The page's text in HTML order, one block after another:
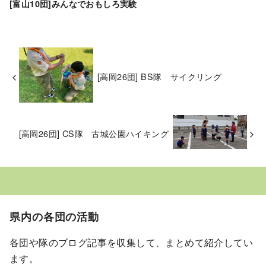
[富山10団]みんなでおもしろ実験
[高岡26団] BS隊 サイクリング
[高岡26団] CS隊 古城公園ハイキング
県内の各団の活動
各団や隊のブログ記事を収集して、まとめて紹介してい
ます。